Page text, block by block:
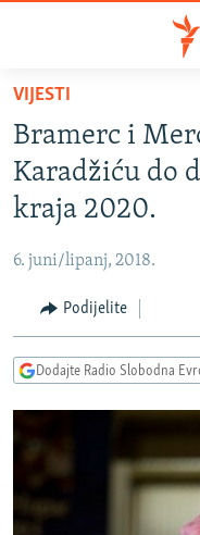
Pređite
glavni
sadržaj
Pređite
na
glavnu
navigaciju
Pređite
na
pretragu
BOSNA I HERCEGOVINA
SRBIJA
KOSOVO
CRNA GORA
VIZUELNO
RAT U UKRAJINI
RSE PRIČE IZ SVIJETA
ISPRIČAJ MI
VIJESTI
Bramerc i
Karadžiću do
kraja 2020.
6. juni/lipanj, 2018.
Podijelite
Dodajte Radio Slobodna